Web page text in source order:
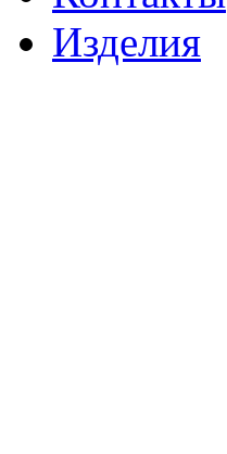
Изделия